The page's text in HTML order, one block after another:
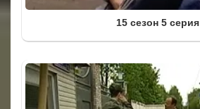
15 сезон 5 серия